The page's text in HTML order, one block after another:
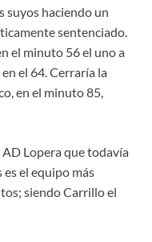
suyos haciendo un
sentenciado.
el minuto 56 el uno a
el 64. Cerraría la
en el minuto 85,
Lopera que todavía
el equipo más
siendo Carrillo el